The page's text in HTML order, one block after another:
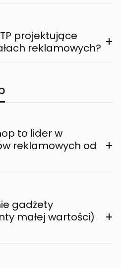
projektujące
reklamowych? +
to lider w
reklamowych od
+
gadżety
małej wartości)
+